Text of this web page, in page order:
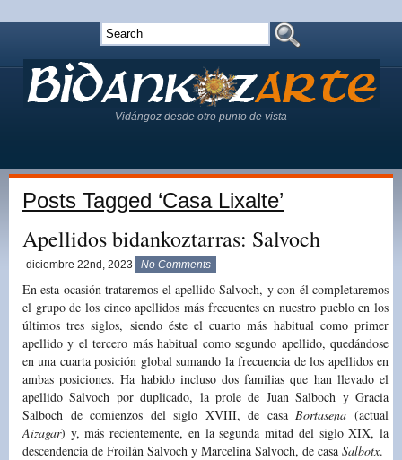
Vidángoz desde otro punto de vista
Posts Tagged ‘Casa Lixalte’
Apellidos bidankoztarras: Salvoch
diciembre 22nd, 2023 No Comments
En esta ocasión trataremos el apellido Salvoch, y con él completaremos
el grupo de los cinco apellidos más frecuentes en nuestro pueblo en los
últimos tres siglos, siendo éste el cuarto más habitual como primer
apellido y el tercero más habitual como segundo apellido, quedándose
en una cuarta posición global sumando la frecuencia de los apellidos en
ambas posiciones. Ha habido incluso dos familias que han llevado el
apellido Salvoch por duplicado, la prole de Juan Salboch y Gracia
Salboch de comienzos del siglo XVIII, de casaBortasena(actual
Aizagar) y, más recientemente, en la segunda mitad del siglo XIX, la
descendencia de Froilán Salvoch y Marcelina Salvoch, de casa Salbotx.